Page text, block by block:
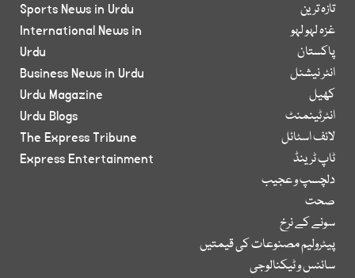
تازہ ترین
غزہ لہو لہو
پاکستان
انٹر نیشنل
کھیل
انٹرٹینمنٹ
لائف اسٹائل
ٹاپ ٹرینڈ
دلچسپ و عجیب
صحت
سونے کے نرخ
پیٹرولیم مصنوعات کی قیمتیں
سائنس و ٹیکنالوجی
Sports News in Urdu
International News in
Urdu
Business News in Urdu
Urdu Magazine
Urdu Blogs
The Express Tribune
Express Entertainment